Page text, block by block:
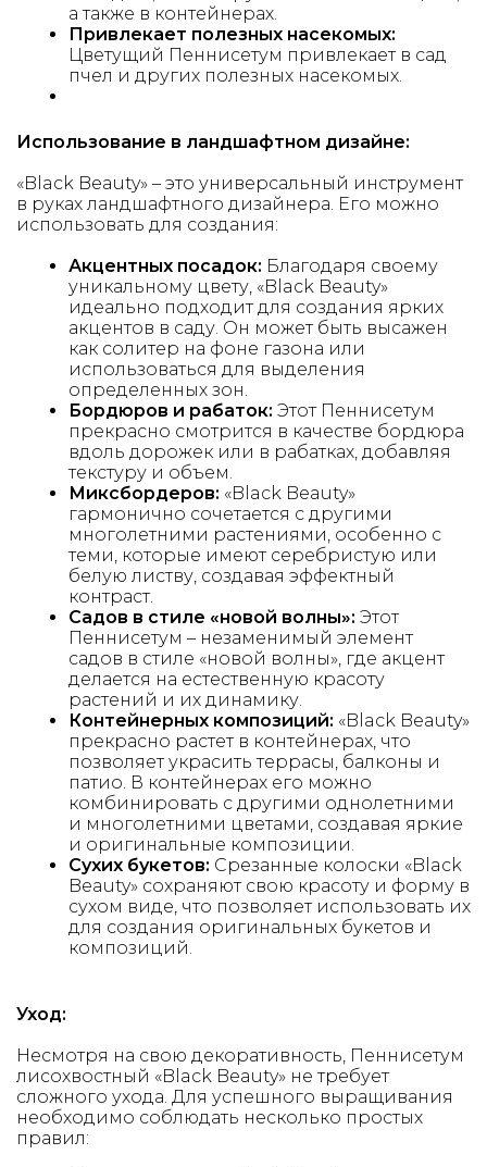
а также в контейнерах.
Привлекает полезных насекомых:
Цветущий Пеннисетум привлекает в сад
пчел и других полезных насекомых.
Использование в ландшафтном дизайне:
«Black Beauty» – это универсальный инструмент
в руках ландшафтного дизайнера. Его можно
использовать для создания:
Акцентных посадок: Благодаря своему
уникальному цвету, «Black Beauty»
идеально подходит для создания ярких
акцентов в саду. Он может быть высажен
как солитер на фоне газона или
использоваться для выделения
определенных зон.
Бордюров и рабаток: Этот Пеннисетум
прекрасно смотрится в качестве бордюра
вдоль дорожек или в рабатках, добавляя
текстуру и объем.
Миксбордеров: «Black Beauty»
гармонично сочетается с другими
многолетними растениями, особенно с
теми, которые имеют серебристую или
белую листву, создавая эффектный
контраст.
Садов в стиле «новой волны»: Этот
Пеннисетум – незаменимый элемент
садов в стиле «новой волны», где акцент
делается на естественную красоту
растений и их динамику.
Контейнерных композиций: «Black Beauty»
прекрасно растет в контейнерах, что
позволяет украсить террасы, балконы и
патио. В контейнерах его можно
комбинировать с другими однолетними
и многолетними цветами, создавая яркие
и оригинальные композиции.
Сухих букетов: Срезанные колоски «Black
Beauty» сохраняют свою красоту и форму в
сухом виде, что позволяет использовать их
для создания оригинальных букетов и
композиций.
Уход:
Несмотря на свою декоративность, Пеннисетум
лисохвостный «Black Beauty» не требует
сложного ухода. Для успешного выращивания
необходимо соблюдать несколько простых
правил: